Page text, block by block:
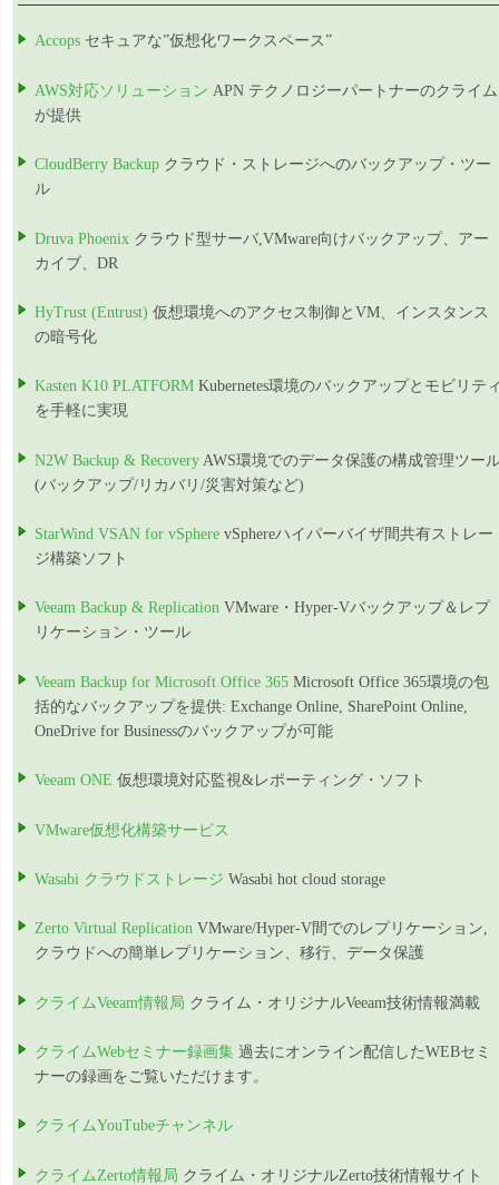
Accops セキュアな”仮想化ワークスペース”
AWS対応ソリューション APN テクノロジーパートナーのクライム
が提供
CloudBerry Backup クラウド・ストレージへのバックアップ・ツー
ル
Druva Phoenix クラウド型サーバ,VMware向けバックアップ、アー
カイブ、DR
HyTrust (Entrust) 仮想環境へのアクセス制御とVM、インスタンス
の暗号化
Kasten K10 PLATFORM Kubernetes環境のバックアップとモビリテ
を手軽に実現
N2W Backup & Recovery AWS環境でのデータ保護の構成管理ツー
(バックアップ/リカバリ/災害対策など)
StarWind VSAN for vSphere vSphereハイパーバイザ間共有ストレー
ジ構築ソフト
Veeam Backup & Replication VMware・Hyper-Vバックアップ＆レプ
リケーション・ツール
Veeam Backup for Microsoft Office 365 Microsoft Office 365環境の包
括的なバックアップを提供: Exchange Online, SharePoint Online,
OneDrive for Businessのバックアップが可能
Veeam ONE 仮想環境対応監視&レポーティング・ソフト
VMware仮想化構築サービス
Wasabi クラウドストレージ Wasabi hot cloud storage
Zerto Virtual Replication VMware/Hyper-V間でのレプリケーション,
クラウドへの簡単レプリケーション、移行、データ保護
クライムVeeam情報局 クライム・オリジナルVeeam技術情報満載
クライムWebセミナー録画集 過去にオンライン配信したWEBセミ
ナーの録画をご覧いただけます。
クライムYouTubeチャンネル
クライムZerto情報局 クライム・オリジナルZerto技術情報サイト